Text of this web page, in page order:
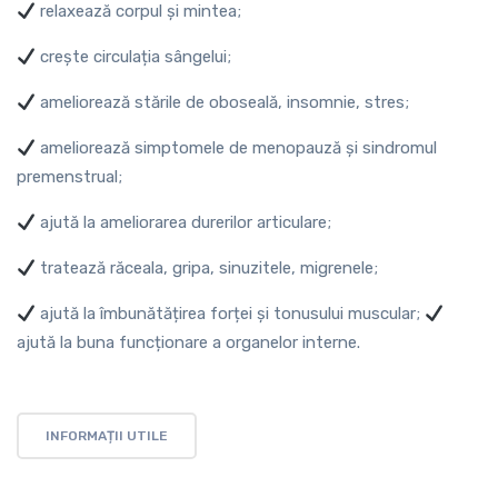
relaxează corpul și mintea;
crește circulația sângelui;
ameliorează stările de oboseală, insomnie, stres;
ameliorează simptomele de menopauză și sindromul
premenstrual;
ajută la ameliorarea durerilor articulare;
tratează răceala, gripa, sinuzitele, migrenele;
ajută la îmbunătățirea forței și tonusului muscular;
ajută la buna funcționare a organelor interne.
INFORMAȚII UTILE